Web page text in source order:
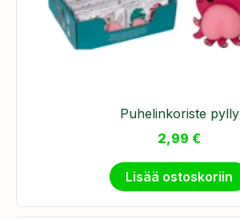
Puhelinkoriste pylly
2,99 €
Lisää ostoskoriin